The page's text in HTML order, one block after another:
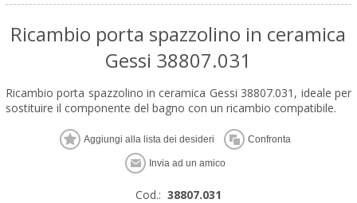
Ricambio porta spazzolino in ceramica
Gessi 38807.031
Ricambio porta spazzolino in ceramica Gessi 38807.031, ideale per
sostituire il componente del bagno con un ricambio compatibile.
Cod.: 38807.031